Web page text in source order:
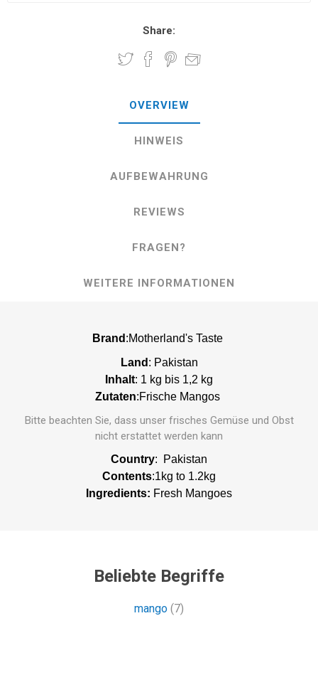
Share:
OVERVIEW
HINWEIS
AUFBEWAHRUNG
REVIEWS
FRAGEN?
WEITERE INFORMATIONEN
Brand :Motherland's Taste
Land : Pakistan
Inhalt: 1 kg bis 1,2 kg
Zutaten:Frische Mangos
Bitte beachten Sie, dass unser frisches Gemüse und Obst
nicht erstattet werden kann
Country: Pakistan
Contents:1kg to 1.2kg
Ingredients: Fresh Mangoes
Beliebte Begriffe
mango (7)